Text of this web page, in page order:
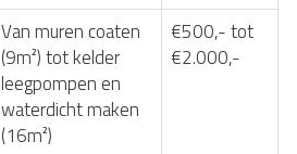
Van muren coaten
(9m²) tot kelder
leegpompen en
waterdicht maken
(16m²)
€500,- tot
€2.000,-